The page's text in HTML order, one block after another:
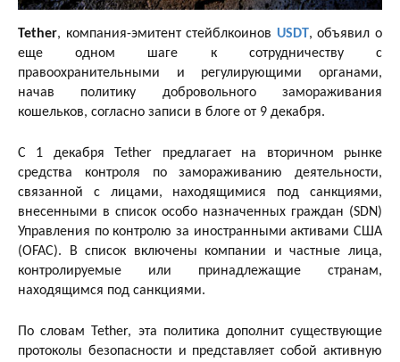
Tether, компания-эмитент стейблкоинов USDT, объявил о
еще одном шаге к сотрудничеству с
правоохранительными и регулирующими органами,
начав политику добровольного замораживания
кошельков, согласно записи в блоге от 9 декабря.
С 1 декабря Tether предлагает на вторичном рынке
средства контроля по замораживанию деятельности,
связанной с лицами, находящимися под санкциями,
внесенными в список особо назначенных граждан (SDN)
Управления по контролю за иностранными активами США
(OFAC). В список включены компании и частные лица,
контролируемые или принадлежащие странам,
находящимся под санкциями.
По словам Tether, эта политика дополнит существующие
протоколы безопасности и представляет собой активную